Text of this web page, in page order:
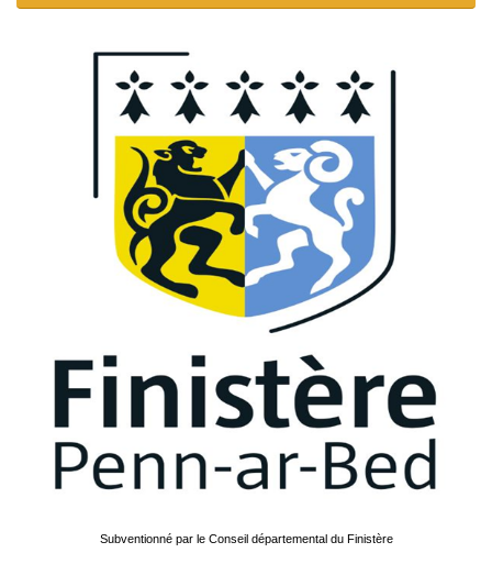
Subventionné par le Conseil départemental du Finistère